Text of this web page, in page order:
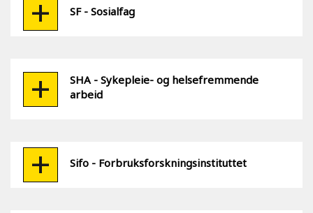
SF - Sosialfag
SHA - Sykepleie- og helsefremmende
arbeid
Sifo - Forbruksforskningsinstituttet